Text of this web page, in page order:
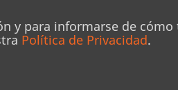
y para informarse de
Política de Privacidad.